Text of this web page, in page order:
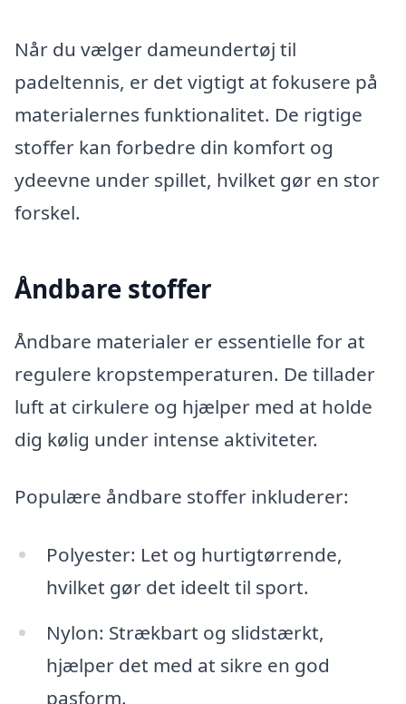
Når du vælger dameundertøj til
padeltennis, er det vigtigt at fokusere på
materialernes funktionalitet. De rigtige
stoffer kan forbedre din komfort og
ydeevne under spillet, hvilket gør en stor
forskel.
Åndbare stoffer
Åndbare materialer er essentielle for at
regulere kropstemperaturen. De tillader
luft at cirkulere og hjælper med at holde
dig kølig under intense aktiviteter.
Populære åndbare stoffer inkluderer:
Polyester: Let og hurtigtørrende,
hvilket gør det ideelt til sport.
Nylon: Strækbart og slidstærkt,
hjælper det med at sikre en god
pasform.